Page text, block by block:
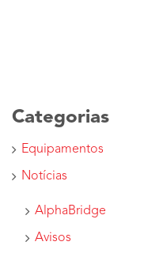
Categorias
Equipamentos
Notícias
AlphaBridge
Avisos